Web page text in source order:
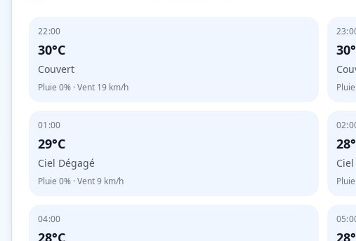
22:00
30°C
Couvert
Pluie 0% · Vent 19 km/h Pluie
01:00
29°C
Ciel Dégagé
Pluie 0% · Vent9 km/h Pluie
04:00
28°C